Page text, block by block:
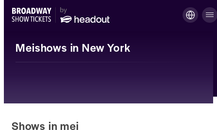
Meishows in New York
Shows in mei